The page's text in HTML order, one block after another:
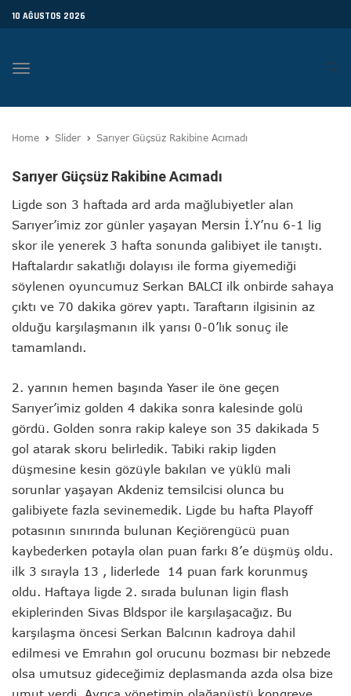
10 AĞUSTOS 2026
Toggle
Home Slider Sarıyer Güçsüz Rakibine Acımadı
Sarıyer Güçsüz Rakibine Acımadı
Ligde son 3 haftada ard arda mağlubiyetler alan
Sarıyer’imiz zor günler yaşayan Mersin İ.Y’nu 6-1 lig
skor ile yenerek 3 hafta sonunda galibiyet ile tanıştı.
Haftalardır sakatlığı dolayısı ile forma giyemediği
söylenen oyuncumuz Serkan BALCI ilk onbirde sahaya
çıktı ve 70 dakika görev yaptı. Taraftarın ilgisinin az
olduğu karşılaşmanın ilk yarısı 0-0’lık sonuç ile
tamamlandı.
2. yarının hemen başında Yaser ile öne geçen
Sarıyer’imiz golden 4 dakika sonra kalesinde golü
gördü. Golden sonra rakip kaleye son 35 dakikada 5
gol atarak skoru belirledik. Tabiki rakip ligden
düşmesine kesin gözüyle bakılan ve yüklü mali
sorunlar yaşayan Akdeniz temsilcisi olunca bu
galibiyete fazla sevinemedik. Ligde bu hafta Playoff
potasının sınırında bulunan Keçiörengücü puan
kaybederken potayla olan puan farkı 8’e düşmüş oldu.
ilk 3 sırayla 13 , liderlede 14 puan fark korunmuş
oldu. Haftaya ligde 2. sırada bulunan ligin flash
ekiplerinden Sivas Bldspor ile karşılaşacağız. Bu
karşılaşma öncesi Serkan Balcının kadroya dahil
edilmesi ve Emrahın gol orucunu bozması bir nebzede
olsa umutsuz gideceğimiz deplasmanda azda olsa bize